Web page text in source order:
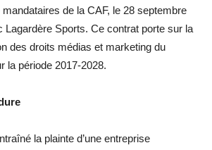
de la CAF, le 28 septembre
Lagardère Sports. Ce contrat porte sur la
des droits médias et marketing du
la période 2017-2028.
la plainte d’une entreprise